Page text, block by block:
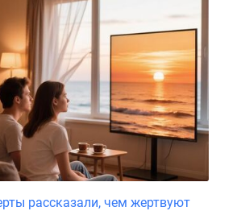
рассказали, чем жертвуют